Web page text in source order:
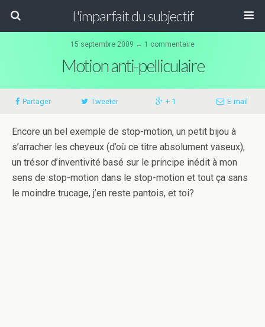
L'imparfait du subjectif
15 septembre 2009 ↔ 1 commentaire
Motion anti-pelliculaire
Partager Tweeter + 1 E-mail
Encore un bel exemple de stop-motion, un petit bijou à
s’arracher les cheveux (d’où ce titre absolument vaseux),
un trésor d’inventivité basé sur le principe inédit à mon
sens de stop-motion dans le stop-motion et tout ça sans
le moindre trucage, j’en reste pantois, et toi?